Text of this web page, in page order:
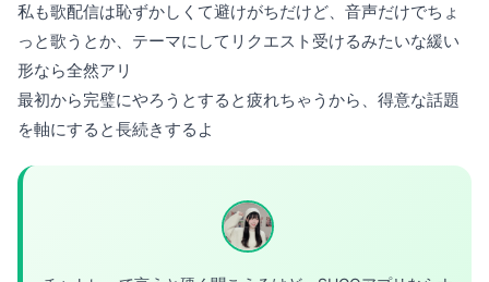
私も歌配信は恥ずかしくて避けがちだけど、音声だけでちょ
っと歌うとか、テーマにしてリクエスト受けるみたいな緩い
形なら全然アリ
最初から完璧にやろうとすると疲れちゃうから、得意な話題
を軸にすると長続きするよ